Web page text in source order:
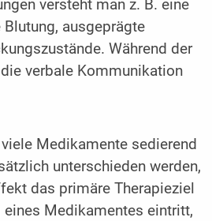
versteht man z. B. eine
ausgeprägte
Während der
verbale Kommunikation
Medikamente sedierend
unterschieden werden,
das primäre Therapieziel
Medikamentes eintritt,